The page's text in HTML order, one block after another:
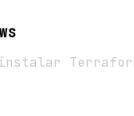
Terraform